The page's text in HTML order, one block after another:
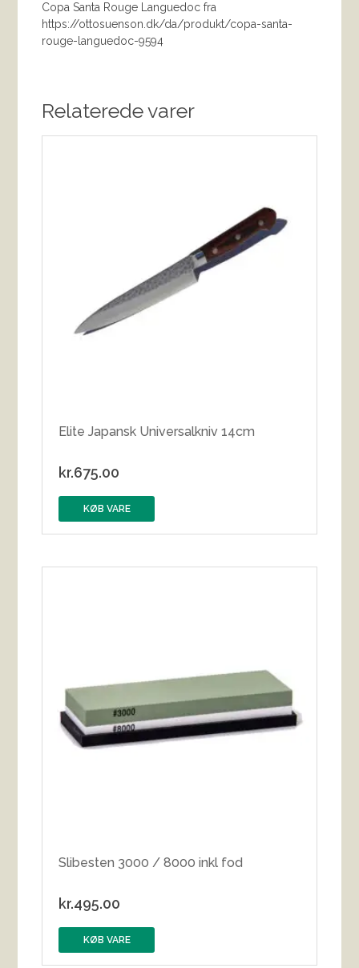
Copa Santa Rouge Languedoc fra
https://ottosuenson.dk/da/produkt/copa-santa-
rouge-languedoc-9594
Relaterede varer
Elite Japansk Universalkniv 14cm
kr.675.00
KØB VARE
Slibesten 3000 / 8000 inkl fod
kr.495.00
KØB VARE